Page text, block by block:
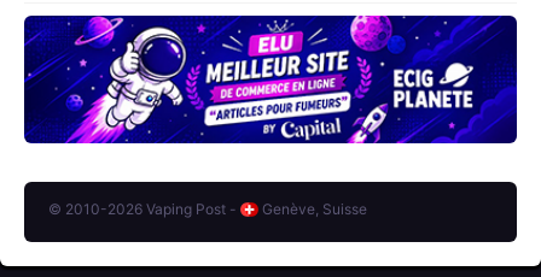
© 2010-2026 Vaping Post - Genève, Suisse